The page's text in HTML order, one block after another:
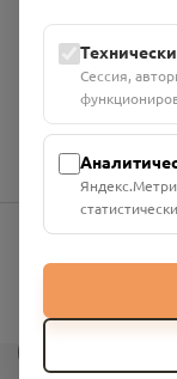
Юридический
Руднянский, г.
Номер счёта:
Кор. счёт:
Сессия,